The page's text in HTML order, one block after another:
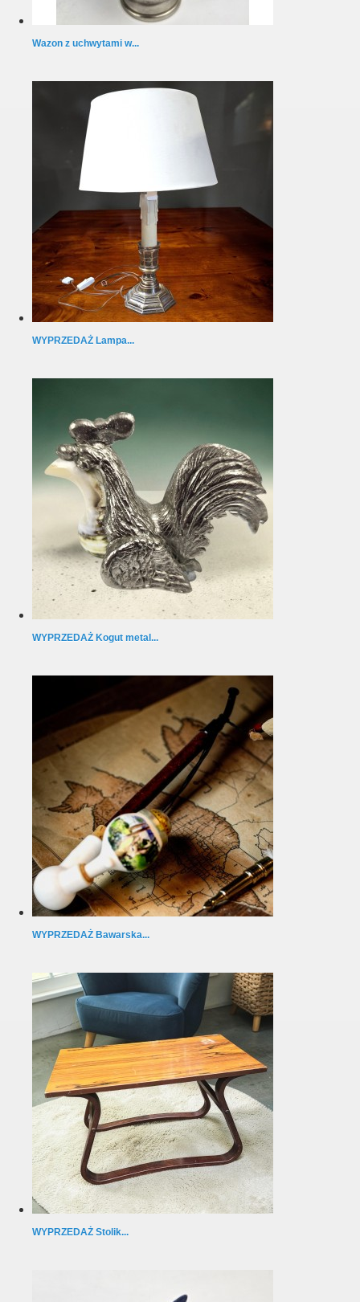
Wazon z uchwytami w...
WYPRZEDAŻ Lampa...
WYPRZEDAŻ Kogut metal...
WYPRZEDAŻ Bawarska...
WYPRZEDAŻ Stolik...